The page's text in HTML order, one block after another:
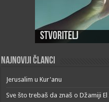
Stvoritelj
Najnoviji članci
Jerusalim u Kur'anu
Sve što trebaš da znaš o Džamiji El